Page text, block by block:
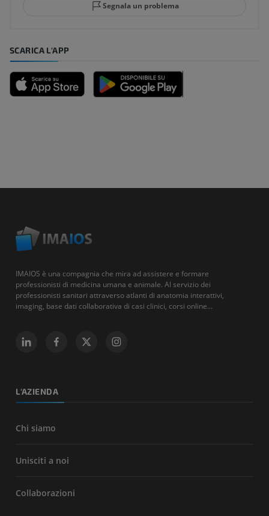
Segnala un problema
SCARICA L'APP
IMAIOS è una compagnia che mira ad assistere e formare
professionisti di medicina umana e animale. Al servizio dei
professionisti sanitari attraverso atlanti di anatomia interattivi,
imaging, base dati collaborativa di casi clinici, corsi online...
L'AZIENDA
Chi siamo
Unisciti a noi
Collaborazioni